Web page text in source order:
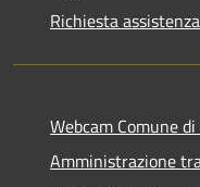
Richiesta assistenza
Webcam Comune
Amministrazione